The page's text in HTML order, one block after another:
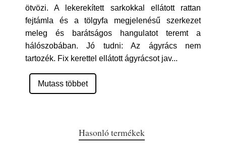
ötvözi. A lekerekített sarkokkal ellátott rattan
fejtámla és a tölgyfa megjelenésű szerkezet
meleg és barátságos hangulatot teremt a
hálószobában. Jó tudni: Az ágyrács nem
tartozék. Fix kerettel ellátott ágyrácsot jav...
Mutass többet
Hasonló termékek